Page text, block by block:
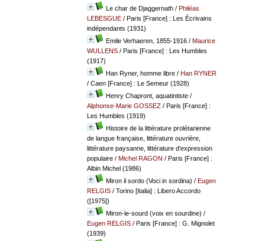
Le char de Djaggernath/ Philéas
LEBESGUE/ Paris [France] : Les Écrivains
indépendants (1931)
Emile Verhaeren, 1855-1916/ Maurice
WULLENS/ Paris [France] : Les Humbles
(1917)
Han Ryner, homme libre/ Han RYNER
/ Caen [France] : Le Semeur (1928)
Henry Chapront, aquatintiste/
Alphonse-Marie GOSSEZ/ Paris [France] :
Les Humbles (1919)
Histoire de la littérature prolétarienne
de langue française, littérature ouvrière,
littérature paysanne, littérature d'expression
populaire/ Michel RAGON / Paris [France] :
Albin Michel (1986)
Miron il sordo (Voci in sordina) / Eugen
RELGIS/ Torino [Italia] : Libero Accordo
([1975])
Miron-le-sourd (voix en sourdine) /
Eugen RELGIS/ Paris [France] : G. Mignolet
(1939)